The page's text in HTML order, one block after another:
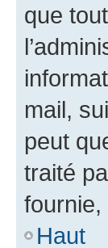
que
mail,
peut
traité
fournie,
Haut